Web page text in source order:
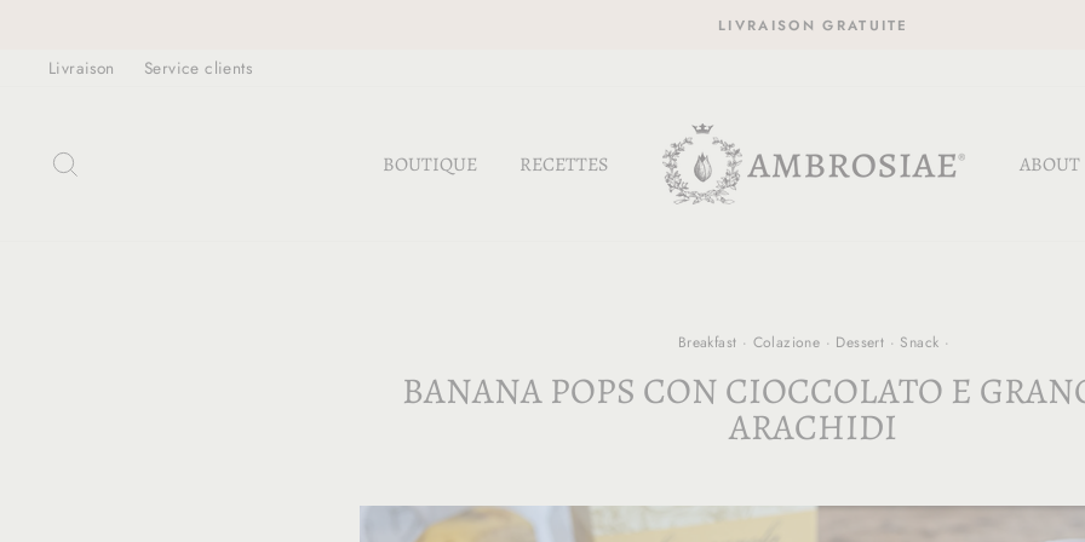
contenu
LIVRAISON GRATUITE
Livraison Service clients
BOUTIQUE RECETTES ABOUT
Breakfast · Colazione · Dessert · Snack ·
BANANA POPS CON CIOCCOLATO E
ARACHIDI